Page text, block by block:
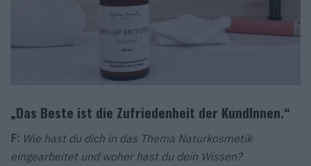
„Das Beste ist die Zufriedenheit der KundInnen.“
F: Wie hast du dich in das Thema Naturkosmetik
eingearbeitet und woher hast du dein Wissen?